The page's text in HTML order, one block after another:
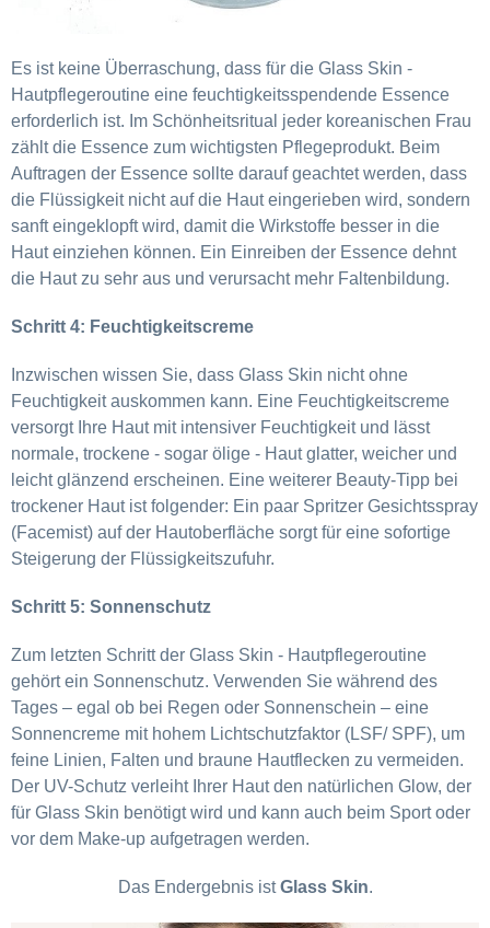
Es ist keine Überraschung, dass für die Glass Skin -
Hautpflegeroutine eine feuchtigkeitsspendende Essence
erforderlich ist. Im Schönheitsritual jeder koreanischen Frau
zählt die Essence zum wichtigsten Pflegeprodukt. Beim
Auftragen der Essence sollte darauf geachtet werden, dass
die Flüssigkeit nicht auf die Haut eingerieben wird, sondern
sanft eingeklopft wird, damit die Wirkstoffe besser in die
Haut einziehen können. Ein Einreiben der Essence dehnt
die Haut zu sehr aus und verursacht mehr Faltenbildung.
Schritt 4: Feuchtigkeitscreme
Inzwischen wissen Sie, dass Glass Skin nicht ohne
Feuchtigkeit auskommen kann. Eine Feuchtigkeitscreme
versorgt Ihre Haut mit intensiver Feuchtigkeit und lässt
normale, trockene - sogar ölige - Haut glatter, weicher und
leicht glänzend erscheinen. Eine weiterer Beauty-Tipp bei
trockener Haut ist folgender: Ein paar Spritzer Gesichtsspray
(Facemist) auf der Hautoberfläche sorgt für eine sofortige
Steigerung der Flüssigkeitszufuhr.
Schritt 5: Sonnenschutz
Zum letzten Schritt der Glass Skin - Hautpflegeroutine
gehört ein Sonnenschutz. Verwenden Sie während des
Tages – egal ob bei Regen oder Sonnenschein – eine
Sonnencreme mit hohem Lichtschutzfaktor (LSF/ SPF), um
feine Linien, Falten und braune Hautflecken zu vermeiden.
Der UV-Schutz verleiht Ihrer Haut den natürlichen Glow, der
für Glass Skin benötigt wird und kann auch beim Sport oder
vor dem Make-up aufgetragen werden.
Das Endergebnis istGlass Skin.